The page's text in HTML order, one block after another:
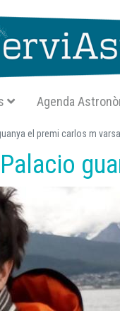
Agenda
el premi carlos m